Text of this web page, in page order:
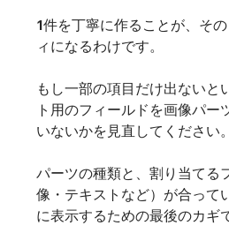
1件を丁寧に作ることが、そ
ィになるわけです。
もし一部の項目だけ出ないと
ト用のフィールドを画像パー
いないかを見直してください。
パーツの種類と、割り当てる
像・テキストなど）が合って
に表示するための最後のカギ